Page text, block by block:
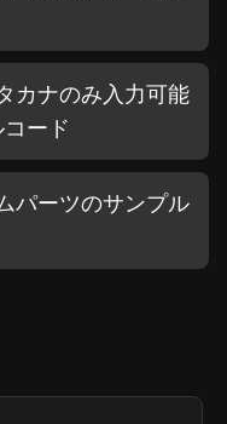
カナのみ入力可能
ード
パーツのサンプル